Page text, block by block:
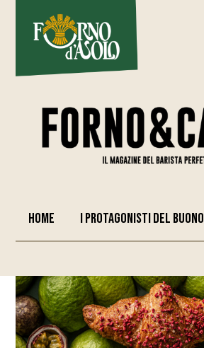
Home I protagonisti del buono